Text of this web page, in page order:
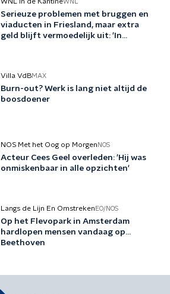
Serieuze problemen met bruggen en
viaducten in Friesland, maar extra
geld blijft vermoedelijk uit: 'In
Villa VdBMAX
Burn-out? Werk is lang niet altijd de
boosdoener
NOS Met het Oog op Morgen NOS
Acteur Cees Geel overleden: 'Hij was
onmiskenbaar in alle opzichten'
Langs de Lijn En Omstreken EO/NOS
Op het Flevopark in Amsterdam
hardlopen mensen vandaag op…
Beethoven